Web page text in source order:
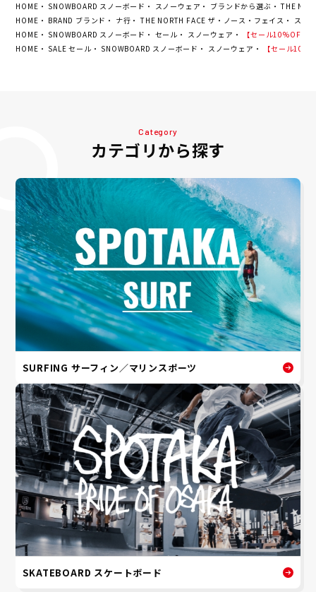
HOME SNOWBOARD スノーボード スノーウェア ブランドから選ぶ
THE
HOME
BRAND ブランド ナ行 THE NORTH FACE ザ・ノース・フェイス
スノ
HOME
SNOWBOARD スノーボード セール スノーウェア
【セール10%OFF
HOME
SALE セール SNOWBOARD スノーボード スノーウェア 【セール
Category
カテゴリから探す
SURFING サーフィン／マリンスポーツ
SKATEBOARD スケートボード